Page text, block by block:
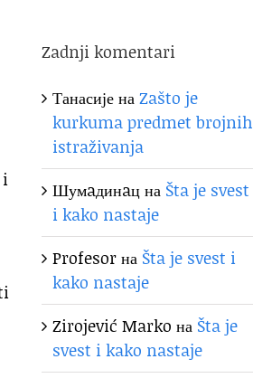
i
Zadnji komentari
ТанасијенаZašto je
kurkuma predmet brojnih
istraživanja
Шумaдинaцна Šta je svest
i kako nastaje
Profesorна Šta je svest i
kako nastaje
Zirojević Marko на Šta je
svest i kako nastaje